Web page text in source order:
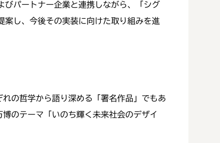
びパートナー企業と連携しながら、「シグ
し、今後その実装に向けた取り組みを進
の哲学から語り深める「署名作品」でもあ
のテーマ「いのち輝く未来社会のデザイ